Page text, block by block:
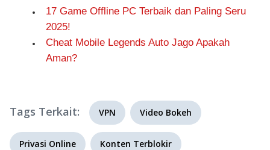
17 Game Offline PC Terbaik dan Paling Seru
2025!
Cheat Mobile Legends Auto Jago Apakah
Aman?
Tags Terkait: VPN Video Bokeh
Privasi Online Konten Terblokir